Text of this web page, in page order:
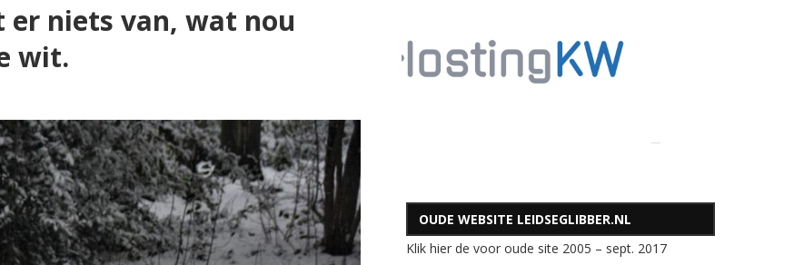
er niets van, wat nou
wit.
OUDE WEBSITE LEIDSEGLIBBER.NL
Klik hier de voor oude site 2005 – sept. 2017